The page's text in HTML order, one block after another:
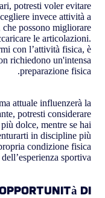
potresti voler evitare
invece attività a
che possono migliorare
le articolazioni.
con l’attività fisica, è
richiedono un'intensa
preparazione fisica.
attuale influenzerà la
potresti considerare
dolce, mentre se hai
in discipline più
condizione fisica
sportiva.
di